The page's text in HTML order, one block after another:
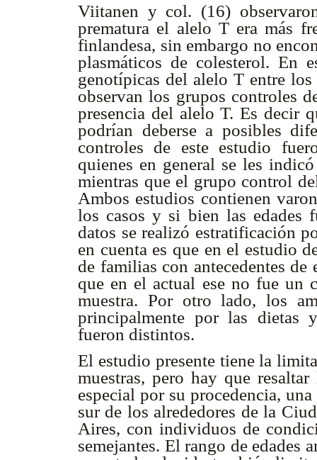
Viitanen y col. (16)
prematura el alelo T era más
finlandesa, sin embargo no
plasmáticos de colesterol. En
genotípicas del alelo T entre
observan los grupos controles
presencia del alelo T. Es decir
podrían deberse a posibles
controles de este estudio
quienes en general se les
mientras que el grupo control
Ambos estudios contienen
los casos y si bien las edades
datos se realizó estratificación
en cuenta es que en el estudio
de familias con antecedentes de
que en el actual ese no fue un
muestra. Por otro lado, los
principalmente por las dietas
fueron distintos.
El estudio presente tiene la
muestras, pero hay que
especial por su procedencia,
sur de los alrededores de la
Aires, con individuos de
semejantes. El rango de edades